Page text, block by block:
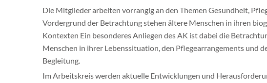
Die Mitglieder arbeiten vorrangig an den Themen Gesundheit,
Vordergrund der Betrachtung stehen ältere Menschen in ihren
Kontexten Ein besonderes Anliegen des AK ist dabei die
Menschen in ihrer Lebenssituation, den Pflegearrangements und
Begleitung.
Im Arbeitskreis werden aktuelle Entwicklungen und